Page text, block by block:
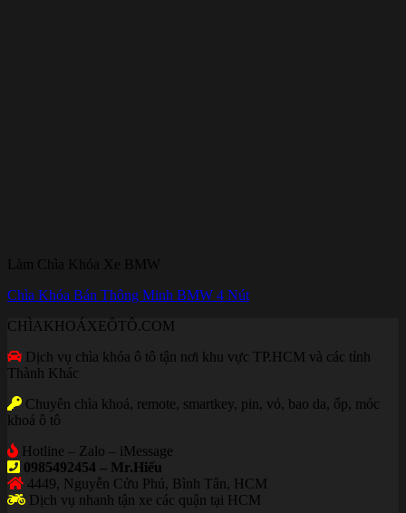
Làm Chìa Khóa Xe BMW
Chìa Khóa Bán Thông Minh BMW 4 Nút
CHÌAKHOÁXEÔTÔ.COM
Dịch vụ chìa khóa ô tô tận nơi khu vực TP.HCM và các tỉnh
Thành Khác
Chuyên chìa khoá, remote, smartkey, pin, vỏ, bao da, ốp, móc
khoá ô tô
Hotline – Zalo – iMessage
0985492454 – Mr.Hiếu
4449, Nguyễn Cửu Phú, Bình Tân, HCM
Dịch vụ nhanh tận xe các quận tại HCM